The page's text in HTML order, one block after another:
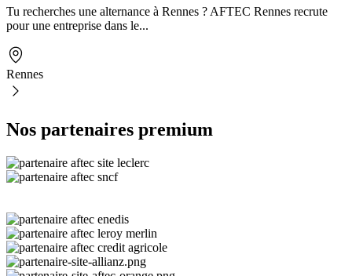
Tu recherches une alternance à Rennes ? AFTEC Rennes recrute
pour une entreprise dans le...
Rennes
Nos partenaires premium